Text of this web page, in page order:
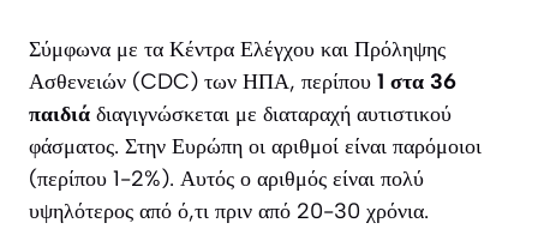
Σύμφωνα με τα Κέντρα Ελέγχου και Πρόληψης
Ασθενειών (CDC) των ΗΠΑ, περίπου 1 στα 36
παιδιά διαγιγνώσκεται με διαταραχή αυτιστικού
φάσματος. Στην Ευρώπη οι αριθμοί είναι παρόμοιοι
(περίπου 1-2%). Αυτός ο αριθμός είναι πολύ
υψηλότερος από ό,τι πριν από 20-30 χρόνια.